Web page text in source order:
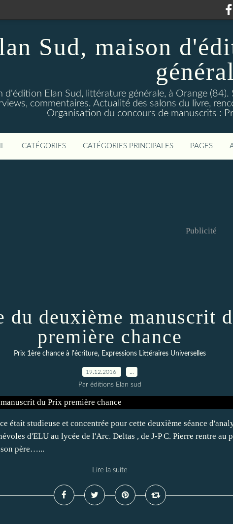
Sud, maison
d'édition Elan Sud, littérature générale, à Orange
commentaires. Actualité des salons du livre,
Organisation du concours de manuscrits :
CATÉGORIES CATÉGORIES PRINCIPALES PAGES
Publicité
du deuxième manuscrit
première chance
Prix 1ère chance à l'écriture, Expressions Littéraires Universelles
19.12.2016
Par éditions Elan sud
était studieuse et concentrée pour cette deuxième séance
d'ELU au lycée de l'Arc. Deltas , de J-P C. Pierre rentre au
son père…...
Lire la suite